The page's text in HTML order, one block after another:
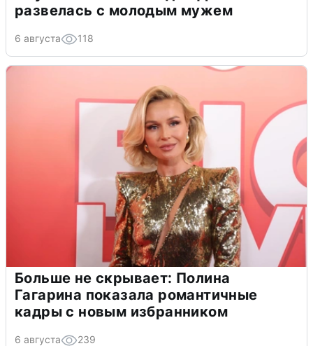
развелась с молодым мужем
6 августа 118
Больше не скрывает: Полина
Гагарина показала романтичные
кадры с новым избранником
6 августа 239